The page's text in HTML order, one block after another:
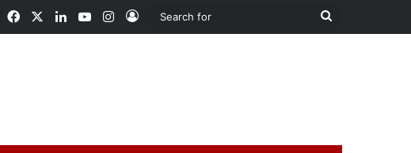
FacebookLinkedInYouTubeInstagram
Log In
Search